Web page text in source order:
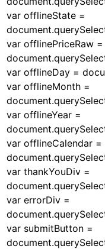
var offlineState =
var offlinePriceRaw =
var offlineDay =
var offlineMonth =
var offlineYear =
var offlineCalendar =
var thankYouDiv =
var errorDiv =
var submitButton =